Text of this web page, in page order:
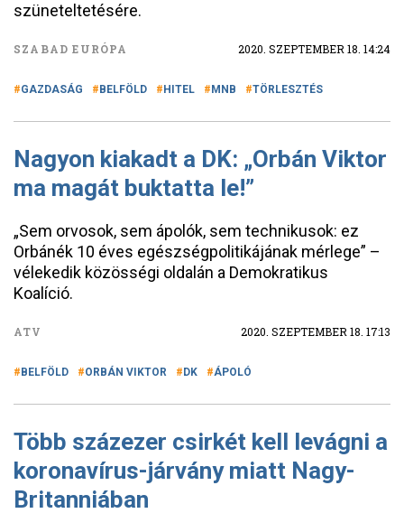
szüneteltetésére.
SZABAD EURÓPA 2020. SZEPTEMBER 18. 14:24
GAZDASÁG BELFÖLD HITEL MNB TÖRLESZTÉS
Nagyon kiakadt a DK: „Orbán Viktor
ma magát buktatta le!”
„Sem orvosok, sem ápolók, sem technikusok: ez
Orbánék 10 éves egészségpolitikájának mérlege” –
vélekedik közösségi oldalán a Demokratikus
Koalíció.
ATV 2020. SZEPTEMBER 18. 17:13
BELFÖLD ORBÁN VIKTOR DK ÁPOLÓ
Több százezer csirkét kell levágni a
koronavírus-járvány miatt Nagy-
Britanniában